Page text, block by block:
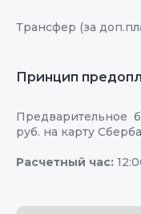
Трансфер (за
Принцип
Предварительное
руб. на карту
Расчетный час: